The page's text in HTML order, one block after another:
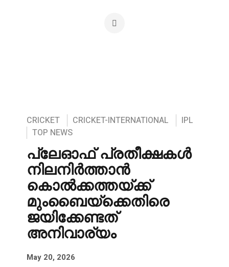
CRICKET CRICKET-INTERNATIONAL
IPL
TOP NEWS
പ്ലേഓഫ് പ്രതീക്ഷകൾ
നിലനിർത്താൻ
കൊൽക്കത്തയ്ക്ക്
മുംബൈയ്‌ക്കെതിരെ
ജയിക്കേണ്ടത്
അനിവാര്യം
May 20, 2026